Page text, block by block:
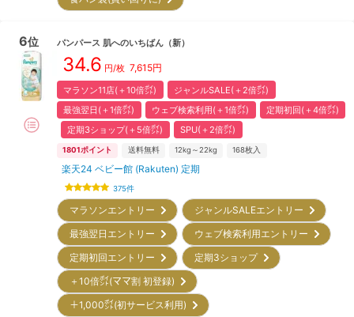
6位 パンパース 肌へのいちばん （新）
34.6 円/枚 7,615円
マラソン11店(＋10倍㌽)
ジャンルSALE(＋2倍㌽)
最強翌日(＋1倍㌽)
ウェブ検索利用(＋1倍㌽)
定期初回(＋4倍㌽)
定期3ショップ(＋5倍㌽)
SPU(＋2倍㌽)
1801ポイント 送料無料 12kg～22kg 168枚入
楽天24 ベビー館 (Rakuten) 定期
375件
マラソンエントリー
ジャンルSALEエントリー
最強翌日エントリー
ウェブ検索利用エントリー
定期初回エントリー
定期3ショップ
＋10倍㌽(ママ割 初登録)
＋1,000㌽(初サービス利用)